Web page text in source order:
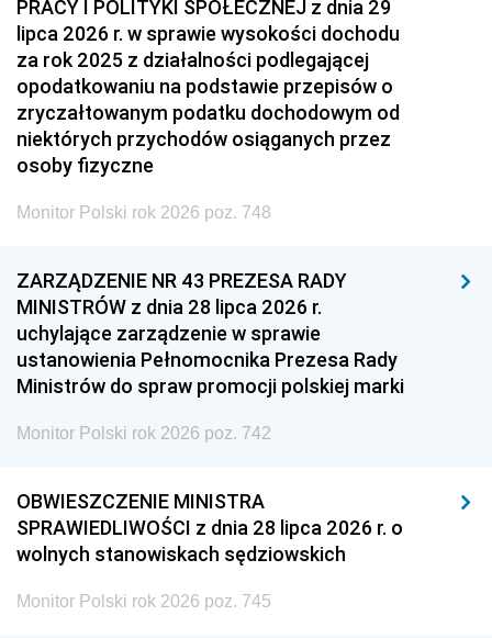
PRACY I POLITYKI SPOŁECZNEJ z dnia 29
lipca 2026 r. w sprawie wysokości dochodu
za rok 2025 z działalności podlegającej
opodatkowaniu na podstawie przepisów o
zryczałtowanym podatku dochodowym od
niektórych przychodów osiąganych przez
osoby fizyczne
Monitor Polski rok 2026 poz. 748
ZARZĄDZENIE NR 43 PREZESA RADY
MINISTRÓW z dnia 28 lipca 2026 r.
uchylające zarządzenie w sprawie
ustanowienia Pełnomocnika Prezesa Rady
Ministrów do spraw promocji polskiej marki
Monitor Polski rok 2026 poz. 742
OBWIESZCZENIE MINISTRA
SPRAWIEDLIWOŚCI z dnia 28 lipca 2026 r. o
wolnych stanowiskach sędziowskich
Monitor Polski rok 2026 poz. 745